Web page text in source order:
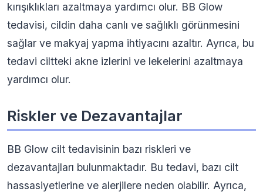
kırışıklıkları azaltmaya yardımcı olur. BB Glow
tedavisi, cildin daha canlı ve sağlıklı görünmesini
sağlar ve makyaj yapma ihtiyacını azaltır. Ayrıca, bu
tedavi ciltteki akne izlerini ve lekelerini azaltmaya
yardımcı olur.
Riskler ve Dezavantajlar
BB Glow cilt tedavisinin bazı riskleri ve
dezavantajları bulunmaktadır. Bu tedavi, bazı cilt
hassasiyetlerine ve alerjilere neden olabilir. Ayrıca,